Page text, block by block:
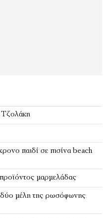
Τζολάκη
παιδί σε πισίνα beach
μαρμελάδας
μέλη της ρωσόφωνης